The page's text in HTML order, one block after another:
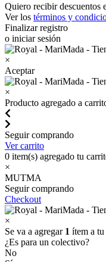
Quiero recibir descuentos
Ver los términos y
Finalizar registro
o iniciar sesión
×
Aceptar
×
Producto agregado a
Seguir comprando
Ver carrito
0 item(s) agregado tu
×
MUTMA
Seguir comprando
Checkout
×
Se va a agregar 1 ítem a
¿Es para un colectivo?
No